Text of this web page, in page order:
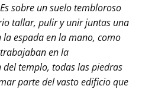
sobre un suelo tembloroso
tallar, pulir y unir juntas una
la espada en la mano, como
en la
del templo, todas las piedras
parte del vasto edificio que